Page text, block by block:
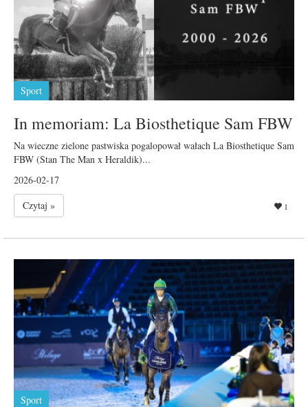
Sport
In memoriam: La Biosthetique Sam FBW
Na wieczne zielone pastwiska pogalopował wałach La Biosthetique Sam
FBW (Stan The Man x Heraldik)...
2026-02-17
Czytaj »
1
Sport